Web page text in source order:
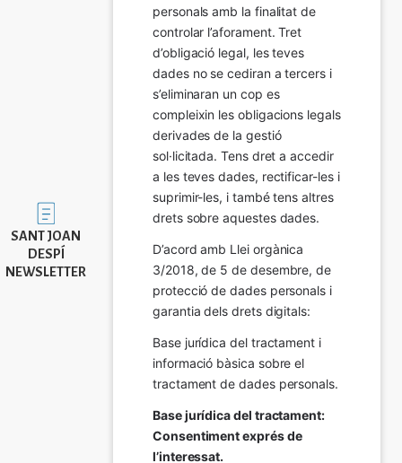
Imatge
SANT JOAN
DESPÍ
NEWSLETTER
personals amb la finalitat de
controlar l’aforament. Tret
d’obligació legal, les teves
dades no se cediran a tercers i
s’eliminaran un cop es
compleixin les obligacions legals
derivades de la gestió
sol·licitada. Tens dret a accedir
a les teves dades, rectificar-les i
suprimir-les, i també tens altres
drets sobre aquestes dades.
D’acord amb Llei orgànica
3/2018, de 5 de desembre, de
protecció de dades personals i
garantia dels drets digitals:
Base jurídica del tractament i
informació bàsica sobre el
tractament de dades personals.
Base jurídica del tractament:
Consentiment exprés de
l’interessat.